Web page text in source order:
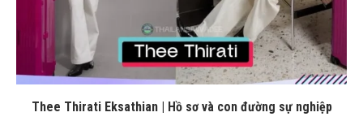
Thee Thirati Eksathian | Hồ sơ và con đường sự nghiệp